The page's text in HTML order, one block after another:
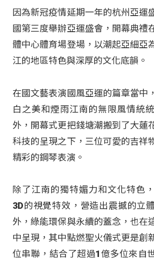
因為新冠疫情延期一年的杭州亞運
國第三度舉辦亞運盛會，開幕典禮
體中心體育場登場，以潮起亞細亞
江的地區特色與深厚的文化底韻。
在國文藝表演國風亞運的篇章當中
白之美和煙雨江南的無限風情統
外，開幕式更把錢塘潮搬到了大蓮
科技的呈現之下，三位可愛的吉祥
精彩的鋼琴表演。
除了江南的獨特媚力和文化特色
3D的視覺特效，營造出震撼的立
外，綠能環保與永續的蓋念，也在
中呈現，其中點燃聖火儀式更是創
位串聯，結合了超過1億多位來自